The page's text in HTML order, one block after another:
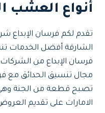
أنواع العشب
تقدم لكم فرسان
الشارقة أفضل الخدمات
فرسان الإبداع من الشركات
مجال تنسيق الحدائق مع
تصبح قطعة من الجنة
الامارات على تقديم